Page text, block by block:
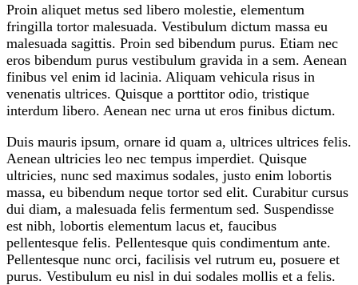
Proin aliquet metus sed libero molestie, elementum
fringilla tortor malesuada. Vestibulum dictum massa eu
malesuada sagittis. Proin sed bibendum purus. Etiam nec
eros bibendum purus vestibulum gravida in a sem. Aenean
finibus vel enim id lacinia. Aliquam vehicula risus in
venenatis ultrices. Quisque a porttitor odio, tristique
interdum libero. Aenean nec urna ut eros finibus dictum.
Duis mauris ipsum, ornare id quam a, ultrices ultrices felis.
Aenean ultricies leo nec tempus imperdiet. Quisque
ultricies, nunc sed maximus sodales, justo enim lobortis
massa, eu bibendum neque tortor sed elit. Curabitur cursus
dui diam, a malesuada felis fermentum sed. Suspendisse
est nibh, lobortis elementum lacus et, faucibus
pellentesque felis. Pellentesque quis condimentum ante.
Pellentesque nunc orci, facilisis vel rutrum eu, posuere et
purus. Vestibulum eu nisl in dui sodales mollis et a felis.